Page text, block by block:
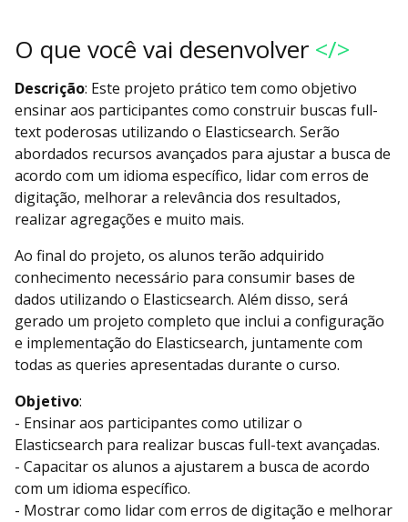
O que você vai desenvolver </>
Descrição: Este projeto prático tem como objetivo
ensinar aos participantes como construir buscas full-
text poderosas utilizando o Elasticsearch. Serão
abordados recursos avançados para ajustar a busca de
acordo com um idioma específico, lidar com erros de
digitação, melhorar a relevância dos resultados,
realizar agregações e muito mais.
Ao final do projeto, os alunos terão adquirido
conhecimento necessário para consumir bases de
dados utilizando o Elasticsearch. Além disso, será
gerado um projeto completo que inclui a configuração
e implementação do Elasticsearch, juntamente com
todas as queries apresentadas durante o curso.
Objetivo:
- Ensinar aos participantes como utilizar o
Elasticsearch para realizar buscas full-text avançadas.
- Capacitar os alunos a ajustarem a busca de acordo
com um idioma específico.
- Mostrar como lidar com erros de digitação e melhorar